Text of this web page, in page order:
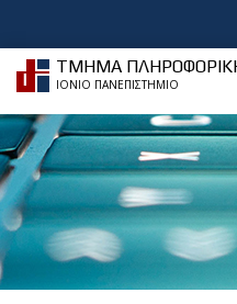
ΤΜΗΜΑ
ΙΟΝΙΟ ΠΑΝΕΠΙΣΤΗΜΙΟ